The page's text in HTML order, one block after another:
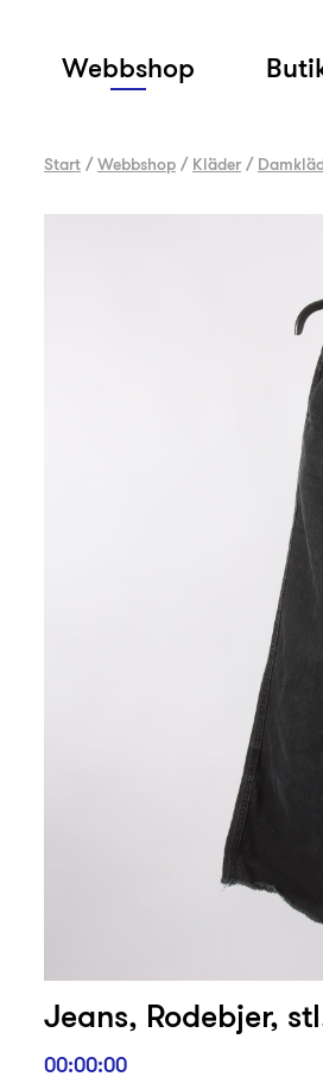
Webbshop
Start /Webbshop / Kläder /
Jeans, Rodebjer,
00:00:00